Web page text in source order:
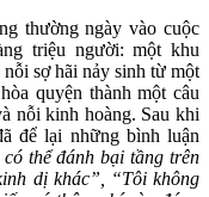
thường ngày vào cuộc
triệu người: một khu
sợ hãi nảy sinh từ một
quyện thành một câu
nỗi kinh hoàng. Sau khi
để lại những bình luận
thể đánh bại tầng trên
dị khác”, “Tôi không